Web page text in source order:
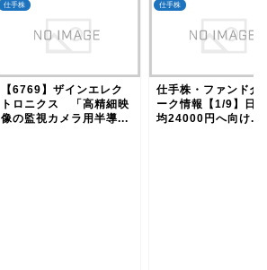
仕手株
【6769】ザインエレク
トロニクス 「高精細映
像の監視カメラ用半導...
仕手株
仕手株・ファンド介
ーク情報【1/9】日
均24000円へ向け...